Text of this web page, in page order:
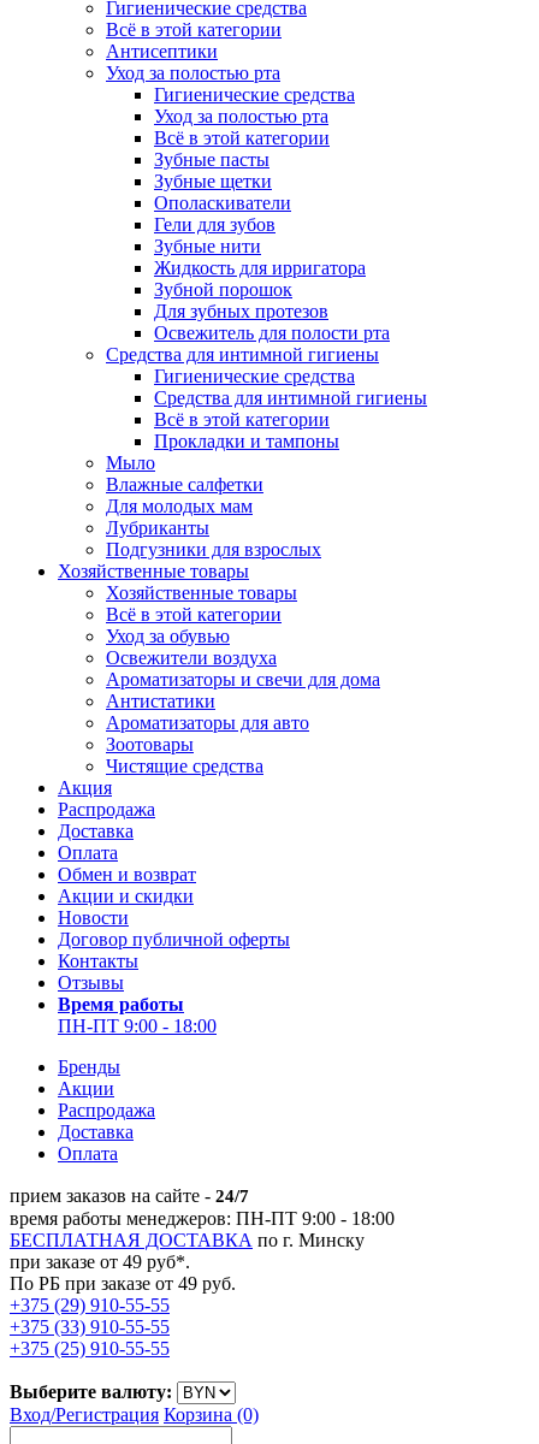
Гигиенические средства
Всё в этой категории
Антисептики
Уход за полостью рта
Гигиенические средства
Уход за полостью рта
Всё в этой категории
Зубные пасты
Зубные щетки
Ополаскиватели
Гели для зубов
Зубные нити
Жидкость для ирригатора
Зубной порошок
Для зубных протезов
Освежитель для полости рта
Средства для интимной гигиены
Гигиенические средства
Средства для интимной гигиены
Всё в этой категории
Прокладки и тампоны
Мыло
Влажные салфетки
Для молодых мам
Лубриканты
Подгузники для взрослых
Хозяйственные товары
Хозяйственные товары
Всё в этой категории
Уход за обувью
Освежители воздуха
Ароматизаторы и свечи для дома
Антистатики
Ароматизаторы для авто
Зоотовары
Чистящие средства
Акция
Распродажа
Доставка
Оплата
Обмен и возврат
Акции и скидки
Новости
Договор публичной оферты
Контакты
Отзывы
Время работы
ПН-ПТ 9:00 - 18:00
Бренды
Акции
Распродажа
Доставка
Оплата
прием заказов на сайте - 24/7
время работы менеджеров: ПН-ПТ 9:00 - 18:00
БЕСПЛАТНАЯ ДОСТАВКА по г. Минску
при заказе от 49 руб*.
По РБ при заказе от 49 руб.
+375 (29) 910-55-55
+375 (33) 910-55-55
+375 (25) 910-55-55
Выберите валюту:
Вход/Регистрация Корзина (0)